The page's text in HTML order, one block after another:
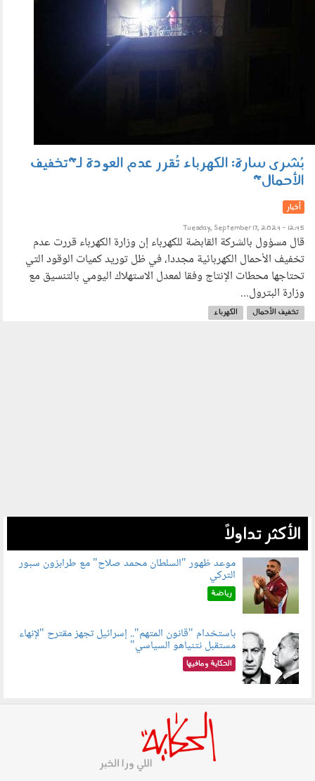
بُشرى سارة: الكهرباء تُقرر عدم العودة لـ"تخفيف
الأحمال"
أخبار
Tuesday, September 17, 2024 - 12:45
قال مسؤول بالشركة القابضة للكهرباء إن وزارة الكهرباء قررت عدم
تخفيف الأحمال الكهربائية مجددا، في ظل توريد كميات الوقود التي
تحتاجها محطات الإنتاج وفقا لمعدل الاستهلاك اليومي بالتنسيق مع
وزارة البترول...
تخفيف الأحمال الكهرباء
الأكثر تداولاً
090802.jpg
موعد ظهور "السلطان محمد صلاح" مع طرابزون سبور
التركي
رياضة
090801.jpg
باستخدام "قانون المتهم".. إسرائيل تجهز مقترح "لإنهاء
مستقبل نتنياهو السياسي"
الحكاية ومافيها